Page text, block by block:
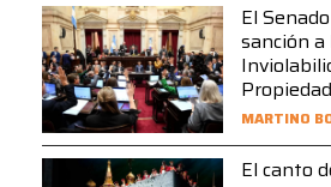
El
sanción
MARTINO
El canto